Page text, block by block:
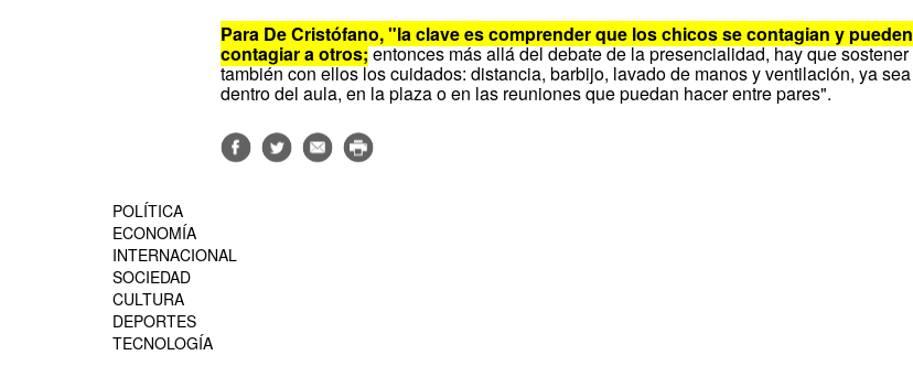
Para De Cristófano, "la clave es comprender que los chicos se contagian y pueden
contagiar a otros;entonces más allá del debate de la presencialidad, hay que sostener
también con ellos los cuidados: distancia, barbijo, lavado de manos y ventilación, ya sea
dentro del aula, en la plaza o en las reuniones que puedan hacer entre pares".
POLÍTICA
ECONOMÍA
INTERNACIONAL
SOCIEDAD
CULTURA
DEPORTES
TECNOLOGÍA